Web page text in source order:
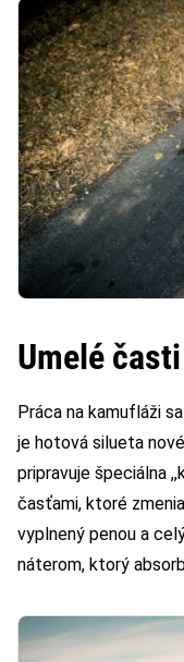
Umelé
Práca na kamufláži
je hotová silueta
pripravuje špeciálna
časťami, ktoré
vyplnený penou a
náterom, ktorý